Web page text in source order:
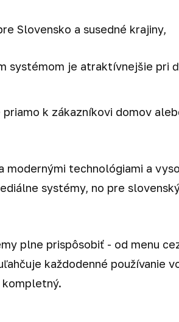
Slovensko a susedné krajiny,
systémom je atraktívnejšie pri
k zákazníkovi domov
technológiami a
systémy, no pre
plne prispôsobiť - od menu
každodenné používanie